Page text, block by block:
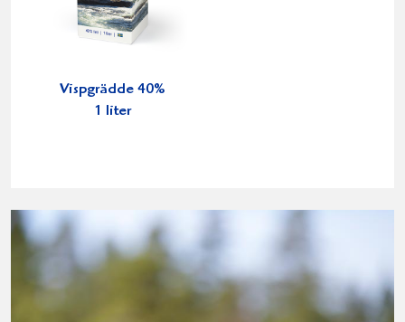
Vispgrädde 40%
1 liter